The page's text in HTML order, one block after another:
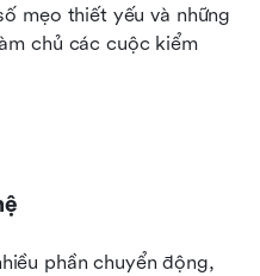
mẹo thiết yếu và những
chủ các cuộc kiểm
phần chuyển động,